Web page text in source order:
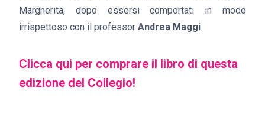
Margherita, dopo essersi comportati in modo
irrispettoso con il professor Andrea Maggi.
Clicca qui per comprare il libro di questa
edizione del Collegio!